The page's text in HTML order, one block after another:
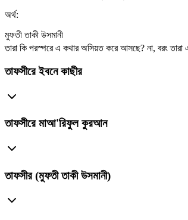
অর্থ:
মুফতী তাকী উসমানী
তারা কি পরস্পরে এ কথার অসিয়ত করে আসছে? না, বরং
তাফসীরে ইবনে কাছীর
তাফসীরে মাআ'রিফুল কুরআন
তাফসীর (মুফতী তাকী উসমানী)